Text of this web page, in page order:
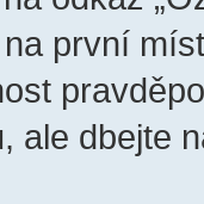
první
ale dbejte